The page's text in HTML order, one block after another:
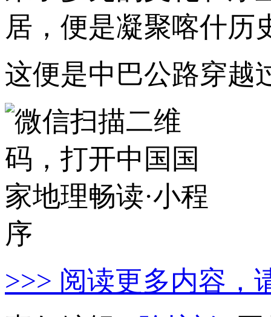
居，便是凝聚喀什历
这便是中巴公路穿越
>>> 阅读更多内容，